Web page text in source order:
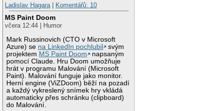
Ladislav Hagara
Komentářů: 10
MS Paint Doom
včera 12:44 | Humor
Mark Russinovich (CTO v Microsoft
Azure) se na LinkedIn pochlubil
svým
projektem MS Paint Doom
napsaným
pomocí Claude. Hru Doom umožňuje
hrát v programu Malování (Microsoft
Paint). Malování funguje jako monitor.
Herní engine (ViZDoom) běží na pozadí
a každý vykreslený snímek hry vkládá
automaticky přes schránku (clipboard)
do Malování.